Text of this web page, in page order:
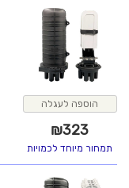
הוספה לעגלה
₪323
תמחור מיוחד לכמויות